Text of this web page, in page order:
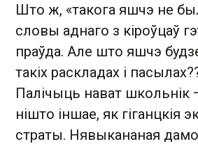
Што ж, «такога яшчэ не
словы аднаго з кіроўцаў
праўда. Але што яшчэ
такіх раскладах і
Палічыць нават школьнік
нішто іншае, як гіганцкія
страты. Нявыкананая